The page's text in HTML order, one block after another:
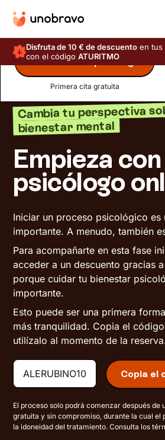
Disfruta de 10 € de descuento en tus
con el códigoATURITMO
Encuentra tu psicólogo
Primera cita gratuita
Cambia tu perspectiva
bienestar mental
Empieza
psicólogo
Iniciar un proceso psicológico es
importante. A menudo, también
Para acompañarte en esta fase
acceder a un descuento gracias
porque cuidar tu bienestar
importante.
Esto puede ser una primera
más tranquilidad. Copia el
utilízalo al momento de la
ALERUBINO10 Copia el
El proceso solo podrá comenzar después de
gratuita y sin compromiso, durante la cual el
la idoneidad del tratamiento. Consulta los